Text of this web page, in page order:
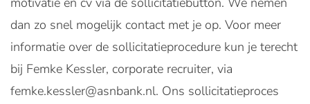
dan zo snel mogelijk contact met je op. Voor meer
informatie over de sollicitatieprocedure kun je terecht
bij Femke Kessler, corporate recruiter, via
femke.kessler@asnbank.nl. Ons sollicitatieproces